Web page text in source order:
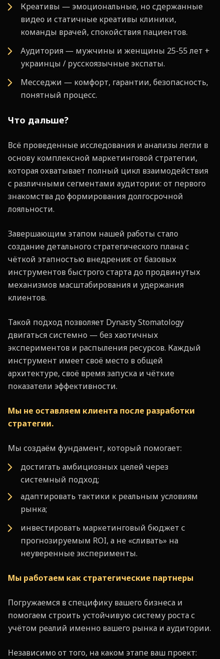
Креативы — эмоциональные, но сдержанные
видео и статичные креативы клиники,
команды врачей, спокойствия пациентов.
Аудитория — мужчины и женщины 25-55 лет +
украинцы / русскоязычные экспаты.
Месседжи — комфорт, гарантии, безопасность,
понятный процесс.
Что дальше?
Всё проведенные исследования и анализы легли в
основу комплексной маркетинговой стратегии,
которая охватывает полный цикл взаимодействия
с различными сегментами аудитории: от первого
знакомства до формирования долгосрочной
лояльности.
Завершающим этапом нашей работы стало
создание детального стратегического плана с
чёткой этапностью внедрения: от базовых
инструментов быстрого старта до продвинутых
механизмов масштабирования и удержания
клиентов.
Такой подход позволяет Dynasty Stomatology
двигаться системно — без хаотичных
экспериментов и распыления ресурсов. Каждый
инструмент имеет своё место в общей
архитектуре, своё время запуска и чёткие
показатели эффективности.
Мы не оставляем клиента после разработки
стратегии.
Мы создаём фундамент, который помогает:
достигать амбициозных целей через
системный подход;
адаптировать тактики к реальным условиям
рынка;
инвестировать маркетинговый бюджет с
прогнозируемым ROI, а не «сливать» на
неуверенные эксперименты.
Мы работаем как стратегические партнеры
Погружаемся в специфику вашего бизнеса и
помогаем строить устойчивую систему роста с
учётом реалий именно вашего рынка и аудитории.
Независимо от того, на каком этапе ваш проект: